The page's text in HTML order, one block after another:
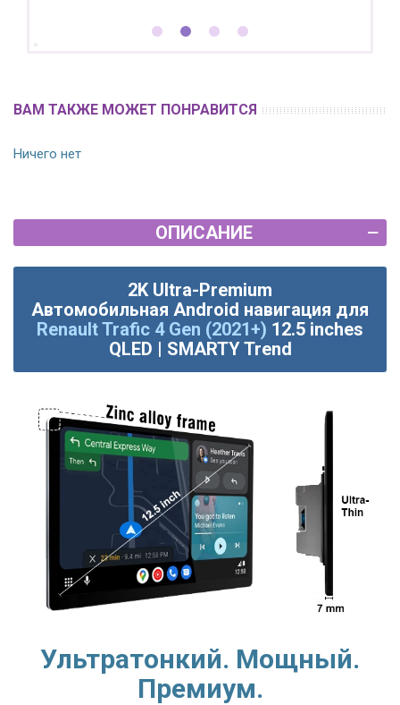
ВАМ ТАКЖЕ МОЖЕТ ПОНРАВИТСЯ
Ничего нет
ОПИСАНИЕ
2K Ultra-Premium
Автомобильная Android навигация для
Renault Trafic 4 Gen (2021+) 12.5 inches
QLED | SMARTY Trend
Ультратонкий. Мощный.
Премиум.